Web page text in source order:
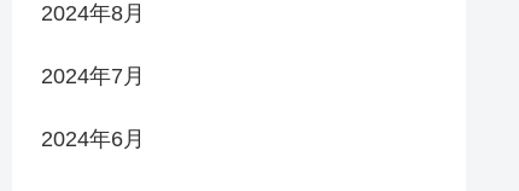
2024年8月
2024年7月
2024年6月